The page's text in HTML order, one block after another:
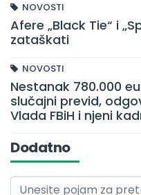
NOVOSTI
Afere „Black Tie“ i
zataškati
NOVOSTI
Nestanak 780.000
slučajni previd,
Vlada FBiH i njeni
Dodatno